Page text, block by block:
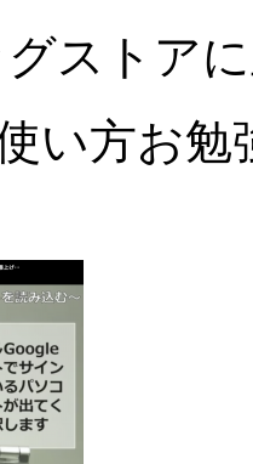
ストア
い方お勉